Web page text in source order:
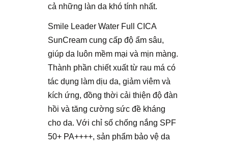
cả những làn da khó tính nhất.
Smile Leader Water Full CICA
SunCream cung cấp độ ẩm sâu,
giúp da luôn mềm mại và mịn màng.
Thành phần chiết xuất từ rau má có
tác dụng làm dịu da, giảm viêm và
kích ứng, đồng thời cải thiện độ đàn
hồi và tăng cường sức đề kháng
cho da. Với chỉ số chống nắng SPF
50+ PA++++, sản phẩm bảo vệ da